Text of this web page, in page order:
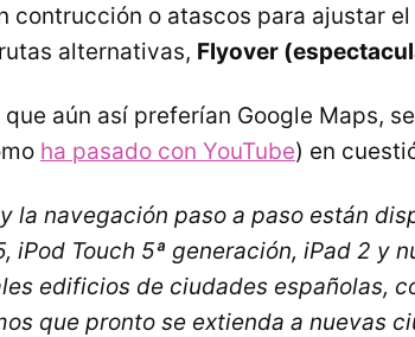
contrucción o atascos para ajustar
alternativas, Flyover
que aún así preferían Google Maps,
ha pasado con YouTube) en
la navegación paso a paso están
iPod Touch 5ª generación, iPad 2 y
edificios de ciudades españolas,
que pronto se extienda a nuevas